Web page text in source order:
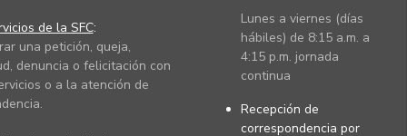
de la SFC:
una petición, queja,
denuncia o felicitación con
o a la atención de
Lunes a viernes (días
hábiles) de 8:15 a.m. a
4:15 p.m. jornada
continua
Recepción de
correspondencia por